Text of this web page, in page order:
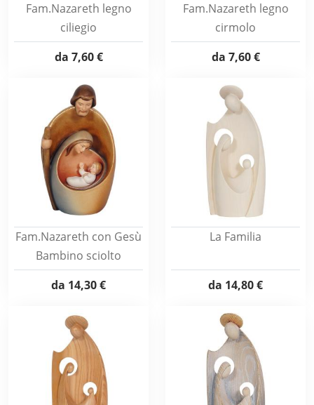
Fam.Nazareth legno
ciliegio
da 7,60 €
Fam.Nazareth legno
cirmolo
da 7,60 €
Fam.Nazareth con Gesù
Bambino sciolto
da 14,30 €
La Familia
da 14,80 €